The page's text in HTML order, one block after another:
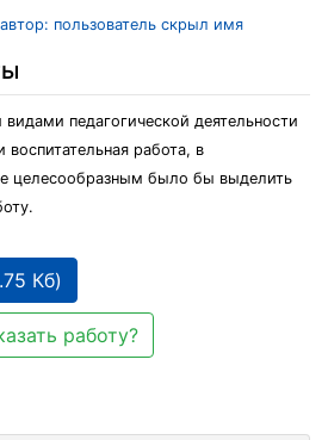
пользователь скрыл имя
педагогической деятельности
воспитательная работа, в
целесообразным было бы выделить
Кб)
работу?